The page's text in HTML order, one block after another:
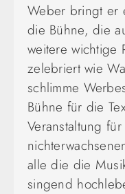
Weber bringt er
die Bühne, die
weitere wichtige
zelebriert wie
schlimme
Bühne für die
Veranstaltung
alle die die
singend